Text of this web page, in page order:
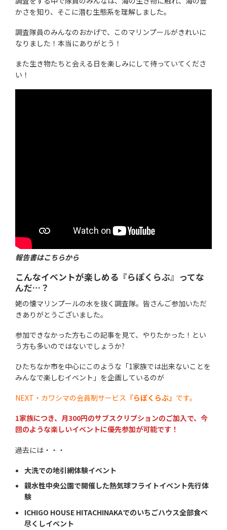
かさを知り、そこに潜む生態系を理解しました。
調査隊員のみんなのおかげで、このマリンプールがきれいに
なりました！本当にありがとう！
また生き物たちと会える日を楽しみにして待っていてくださ
い！
報告書はこちらから
こんなイベントが楽しめる『らぽくらぶ』ってな
んだ…？
姥の懐マリンプールの水を抜く調査隊。皆さんご参加いただ
きありがとうございました。
参加できなかった方もこの記事を見て、やりたかった！とい
う方も多いのではないでしょうか?
ひたちなか市を中心にこのような「1家族では出来ないことを
みんなで楽しむイベント」を企画しているのが
NEXT・カワシマの会員制サービス 『らぽくらぶ』 です。
1家族につき、月300円のサブスクリプションのご加入で、今
回のような楽しいイベントに優先参加が可能です！
過去には・・・
大洗での地引網体験イベント
親水性中央公園で開催した熱気球フライトイベント先行体
験
ICHIGO HOUSE HITACHINAKAでのいちごハウス全部食べ
尽くしイベント